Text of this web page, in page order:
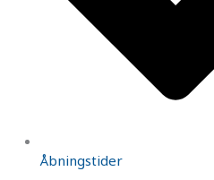
Åbningstider